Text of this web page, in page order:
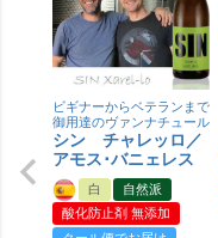
ビギナーからベテランまで
御用達のヴァンナチュール
シン チャレッロ／
アモス･バニェレス
白
自然派
酸化防止剤 無添加